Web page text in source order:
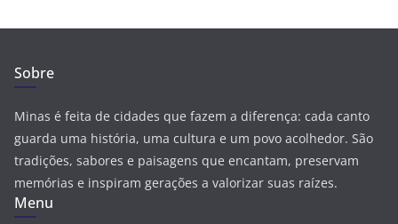
Sobre
Minas é feita de cidades que fazem a diferença: cada canto
guarda uma história, uma cultura e um povo acolhedor. São
tradições, sabores e paisagens que encantam, preservam
memórias e inspiram gerações a valorizar suas raízes.
Menu